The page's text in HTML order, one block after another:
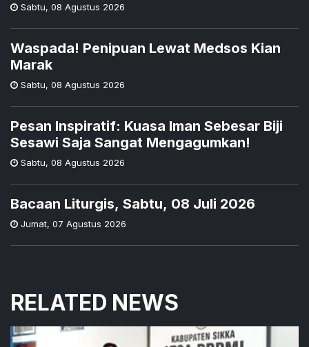
Sabtu, 08 Agustus 2026
Waspada! Penipuan Lewat Medsos Kian
Marak
Sabtu, 08 Agustus 2026
Pesan Inspiratif: Kuasa Iman Sebesar Biji
Sesawi Saja Sangat Mengagumkan!
Sabtu, 08 Agustus 2026
Bacaan Liturgis, Sabtu, 08 Juli 2026
Jumat, 07 Agustus 2026
RELATED NEWS